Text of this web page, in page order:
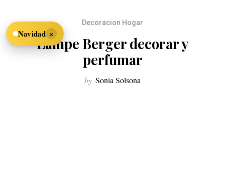
Decoracion Hogar
Lampe Berger decorar y
perfumar
by Sonia Solsona
Navidad ×